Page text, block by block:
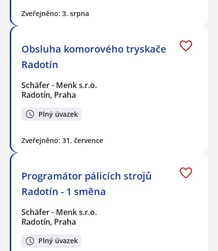
Zveřejněno: 3. srpna
Obsluha komorového tryskače
Radotín
Schäfer - Menk s.r.o.
Radotín, Praha
Plný úvazek
Zveřejněno: 31. července
Programátor pálicích strojů
Radotín - 1 směna
Schäfer - Menk s.r.o.
Radotín, Praha
Plný úvazek